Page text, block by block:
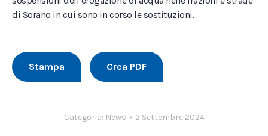
di Sorano in cui sono in corso le sostituzioni.
Stampa Crea PDF
Categoria: News 2 Settembre 2024